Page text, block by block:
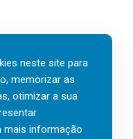
férias, os fins-de-
fica mais
Outlook 2026
neste site para
memorizar as
otimizar a sua
mais informação